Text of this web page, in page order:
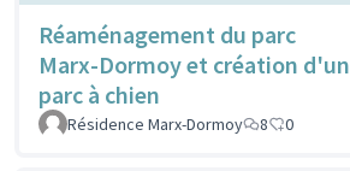
Réaménagement du parc
Marx-Dormoy et création d'un
parc à chien
Résidence Marx-Dormoy 8 0